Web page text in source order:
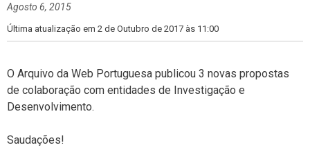
o
r
i
s
Agosto 6, 2015
Última atualização em 2 de Outubro de 2017 às 11:00
O Arquivo da Web Portuguesa publicou 3 novas propostas
de colaboração com entidades de Investigação e
Desenvolvimento.
Saudações!